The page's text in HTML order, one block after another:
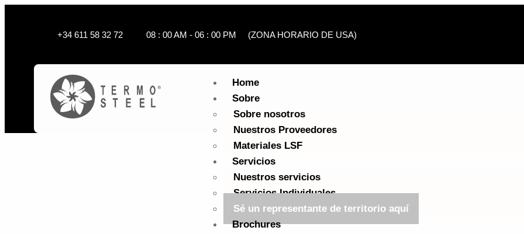
+34 611 58 32 72 08 : 00 AM - 06 : 00 PM (ZONA HORARIO DE USA)
Home
Sobre
Sobre nosotros
Nuestros Proveedores
Materiales LSF
Servicios
Nuestros servicios
Servicios Individuales
Sé un representante de territorio aquí
Brochures